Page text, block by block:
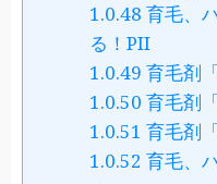
1.0.48 育毛、
る！PII
1.0.49 育毛剤
1.0.50 育毛剤
1.0.51 育毛剤
1.0.52 育毛、